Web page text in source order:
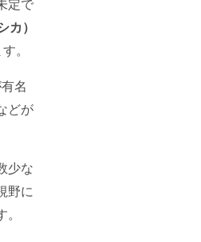
カ）
。
名
どが
少な
野に